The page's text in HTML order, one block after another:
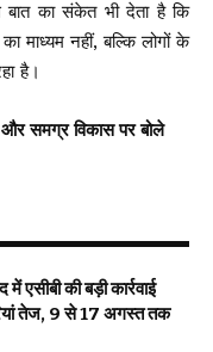
बात का संकेत भी देता है कि
माध्यम नहीं, बल्कि लोगों के
है।
समग्र विकास पर बोले
की बड़ी कार्रवाई
तेज, 9 से 17 अगस्त तक